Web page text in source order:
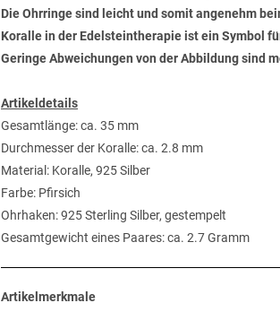
Die Ohrringe sind leicht und somit angenehm
Koralle in der Edelsteintherapie ist ein Symbol
Geringe Abweichungen von der Abbildung sind
Artikeldetails
Gesamtlänge: ca. 35 mm
Durchmesser der Koralle: ca. 2.8 mm
Material: Koralle, 925 Silber
Farbe: Pfirsich
Ohrhaken: 925 Sterling Silber, gestempelt
Gesamtgewicht eines Paares: ca. 2.7 Gramm
Artikelmerkmale